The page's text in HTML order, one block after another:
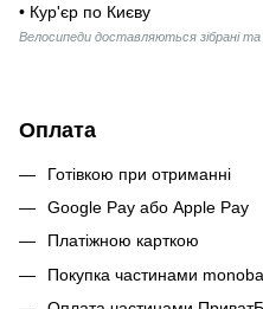
• Кур'єр по Києву
Велосипеди доставляються зібрані та
Оплата
Готівкою при отриманні
Google Pay або Apple Pay
Платіжною карткою
Покупка частинами